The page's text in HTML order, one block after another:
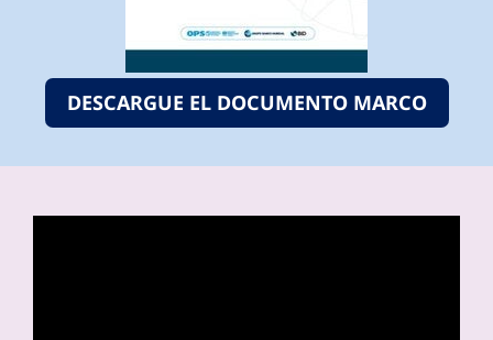
DESCARGUE EL DOCUMENTO MARCO